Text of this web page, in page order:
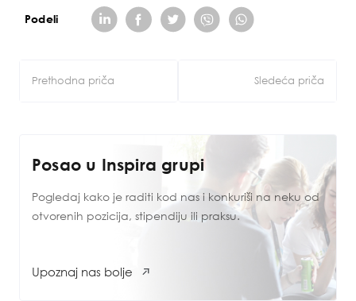
Podeli
članka
Prethodna priča Sledeća priča
Posao u Inspira grupi
Pogledaj kako je raditi kod nas i konkuriši na neku od
otvorenih pozicija, stipendiju ili praksu.
Upoznaj nas bolje